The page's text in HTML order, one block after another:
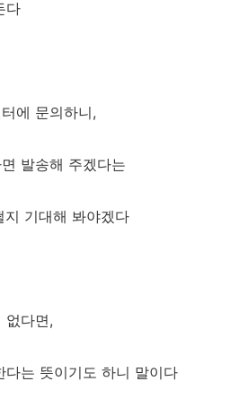
다
에 문의하니,
발송해 주겠다는
지 기대해 봐야겠다
없다면,
다는 뜻이기도 하니 말이다